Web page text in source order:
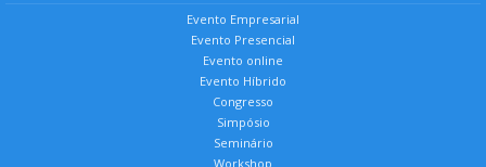
Evento Empresarial
Evento Presencial
Evento online
Evento Híbrido
Congresso
Simpósio
Seminário
Workshop